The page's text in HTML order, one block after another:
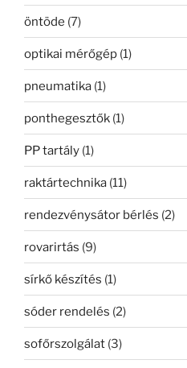
öntöde (7)
optikai mérőgép (1)
pneumatika (1)
ponthegesztők (1)
PP tartály (1)
raktártechnika (11)
rendezvénysátor bérlés (2)
rovarirtás (9)
sírkő készítés (1)
sóder rendelés (2)
sofőrszolgálat (3)